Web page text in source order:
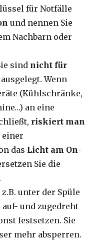
für Notfälle
und nennen Sie
Nachbarn oder
sind nicht für
Wenn
(Kühlschränke,
an eine
riskiert man
einer
das Licht am On-
Sie die
unter der Spüle
und zugedreht
festsetzen. Sie
mehr absperren.